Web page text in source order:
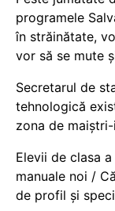
programele
în străinătate,
vor să se mute
Secretarul de
tehnologică
zona de
Elevii de clasa
manuale noi /
de profil și